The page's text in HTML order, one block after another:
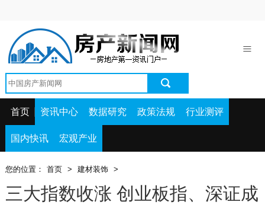
资讯中心
政策法规
国内快讯
首页 资讯中心 数据研究 政策法规 行业测评
国内快讯 宏观产业
您的位置： 首页 > 建材装饰 >
三大指数收涨 创业板指、深证成